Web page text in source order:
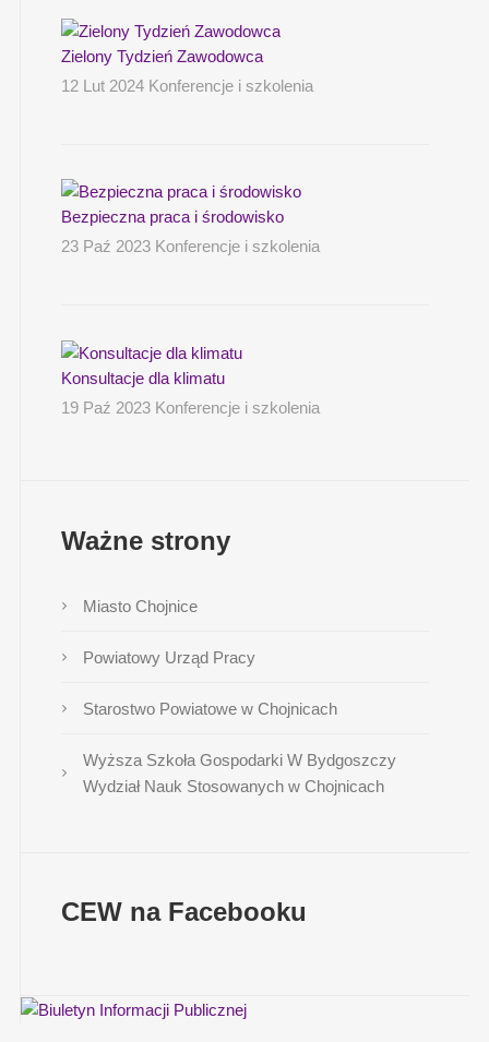
Zielony Tydzień Zawodowca
12 Lut 2024 Konferencje i szkolenia
Bezpieczna praca i środowisko
23 Paź 2023 Konferencje i szkolenia
Konsultacje dla klimatu
19 Paź 2023 Konferencje i szkolenia
Ważne strony
Miasto Chojnice
Powiatowy Urząd Pracy
Starostwo Powiatowe w Chojnicach
Wyższa Szkoła Gospodarki W Bydgoszczy
Wydział Nauk Stosowanych w Chojnicach
CEW na Facebooku